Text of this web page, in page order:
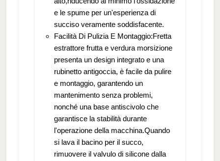
e le spume per un'esperienza di
succiso veramente soddisfacente.
Facilità Di Pulizia E Montaggio:Fretta
estrattore frutta e verdura morsizione
presenta un design integrato e una
rubinetto antigoccia, è facile da pulire
e montaggio, garantendo un
mantenimento senza problemi,
nonché una base antiscivolo che
garantisce la stabilità durante
l'operazione della macchina.Quando
si lava il bacino per il succo,
rimuovere il valvulo di silicone dalla